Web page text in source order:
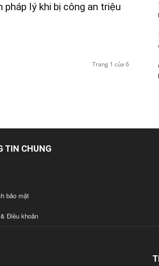
pháp lý khi bị công an triệu
Trang 1 của 6
TIN CHUNG
bảo mật
Điều khoản